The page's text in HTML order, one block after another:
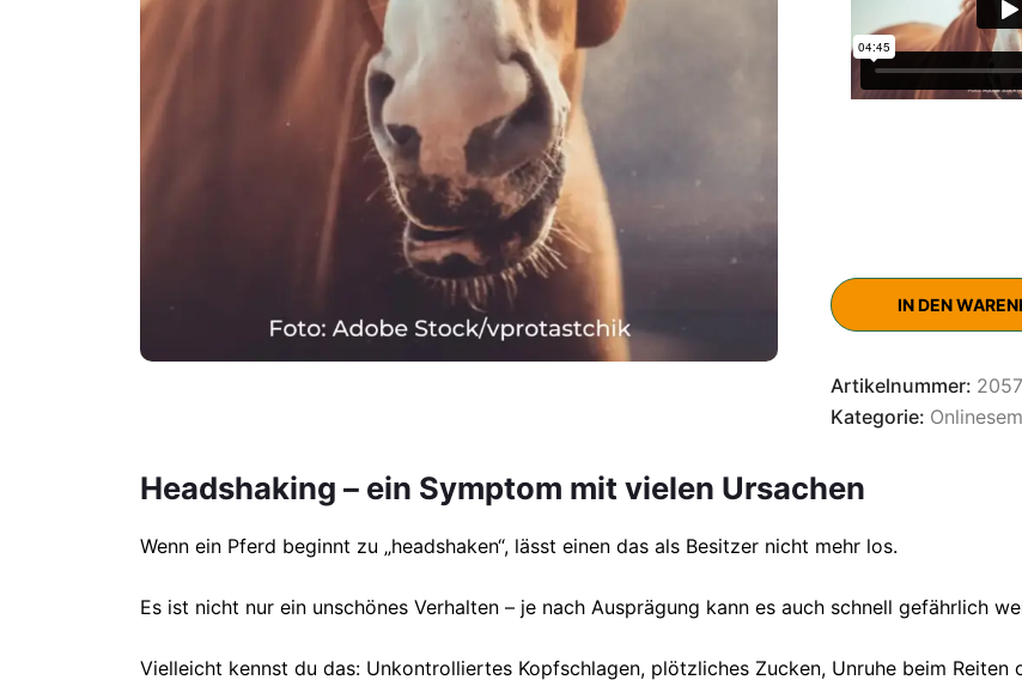
IN DEN
Artikelnummer: 2057
Kategorie:
Headshaking – ein Symptom mit vielen Ursachen
Wenn ein Pferd beginnt zu „headshaken“, lässt einen das als Besitzer nicht mehr los.
Es ist nicht nur ein unschönes Verhalten – je nach Ausprägung kann es auch schnell gefährlich
Vielleicht kennst du das: Unkontrolliertes Kopfschlagen, plötzliches Zucken, Unruhe beim